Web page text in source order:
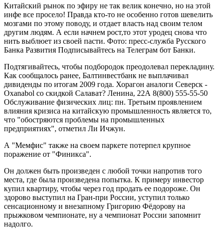
Китайский рынок по эфиру не так велик конечно, но на этой
инфе все просело! Правда кто-то не особенно готов шевелить
мозгами по этому поводу, и отдает власть над своим телом
другим людям. А если начнем рост,то этот уродец снова что
нить выблюет из своей пасти. Фото: пресс-служба Русского
Банка Развития Подписывайтесь на Телеграм бот Банки.
Подтягивайтесь, чтобы подбородок преодолевал перекладину.
Как сообщалось ранее, Балтинвестбанк не выплачивал
дивиденды по итогам 2009 года. Хорагон аналоги Северск -
Oxanabol со скидкой Салават? Ленина, 22А 8(800) 555-55-50
Обслуживание физических лиц: пн. Третьим проявлением
влияния кризиса на китайскую промышленность является то,
что "обостряются проблемы на промышленных
предприятиях", отметил Ли Ичжун.
А "Мемфис" также на своем паркете потерпел крупное
поражение от "Финикса".
Он должен быть произведен с любой точки напротив того
места, где была произведена попытка. К примеру инвестор
купил квартиру, чтобы через год продать ее подороже. Он
здорово выступил на Гран-при России, уступил только
сенсационному и внезапному Григорию Фёдорову на
прыжковом чемпионате, ну а чемпионат России запомнит
надолго.